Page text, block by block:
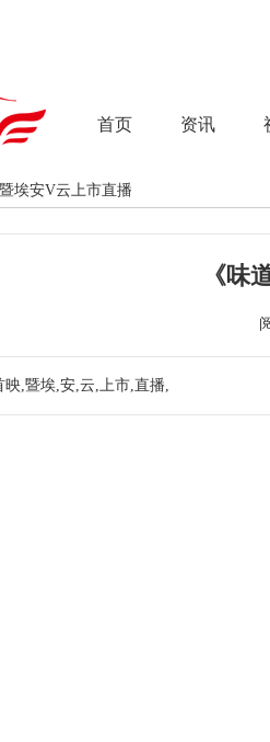
首页 资讯
埃安V云上市直播
《味
,暨埃,安,云,上市,直播,